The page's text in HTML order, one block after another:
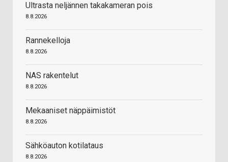
Ultrasta neljännen takakameran pois
8.8.2026
Rannekelloja
8.8.2026
NAS rakentelut
8.8.2026
Mekaaniset näppäimistöt
8.8.2026
Sähköauton kotilataus
8.8.2026